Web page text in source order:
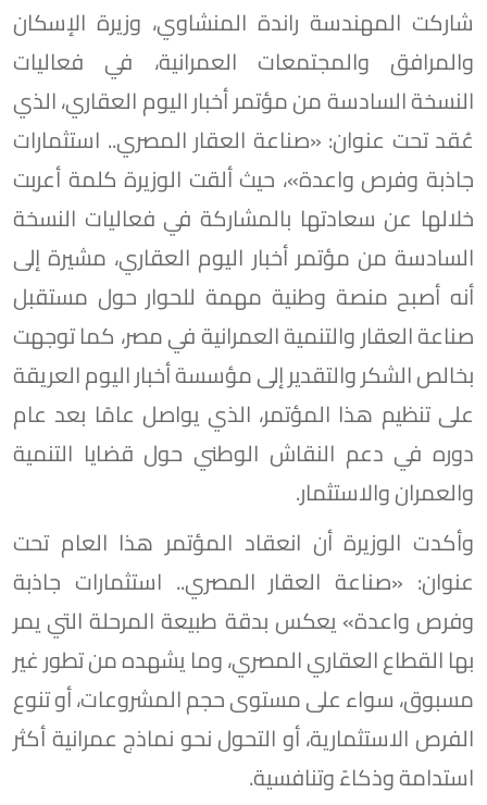
شاركت المهندسة راندة المنشاوي، وزيرة الإسكان
والمرافق والمجتمعات العمرانية، في فعاليات
النسخة السادسة من مؤتمر أخبار اليوم العقاري، الذي
عُقد تحت عنوان: «صناعة العقار المصري.. استثمارات
جاذبة وفرص واعدة»، حيث ألقت الوزيرة كلمة أعربت
خلالها عن سعادتها بالمشاركة في فعاليات النسخة
السادسة من مؤتمر أخبار اليوم العقاري، مشيرة إلى
أنه أصبح منصة وطنية مهمة للحوار حول مستقبل
صناعة العقار والتنمية العمرانية في مصر، كما توجهت
بخالص الشكر والتقدير إلى مؤسسة أخبار اليوم العريقة
على تنظيم هذا المؤتمر، الذي يواصل عامًا بعد عام
دوره في دعم النقاش الوطني حول قضايا التنمية
والعمران والاستثمار.
وأكدت الوزيرة أن انعقاد المؤتمر هذا العام تحت
عنوان: «صناعة العقار المصري.. استثمارات جاذبة
وفرص واعدة» يعكس بدقة طبيعة المرحلة التي يمر
بها القطاع العقاري المصري، وما يشهده من تطور غير
مسبوق، سواء على مستوى حجم المشروعات، أو تنوع
الفرص الاستثمارية، أو التحول نحو نماذج عمرانية أكثر
استدامة وذكاءً وتنافسية.